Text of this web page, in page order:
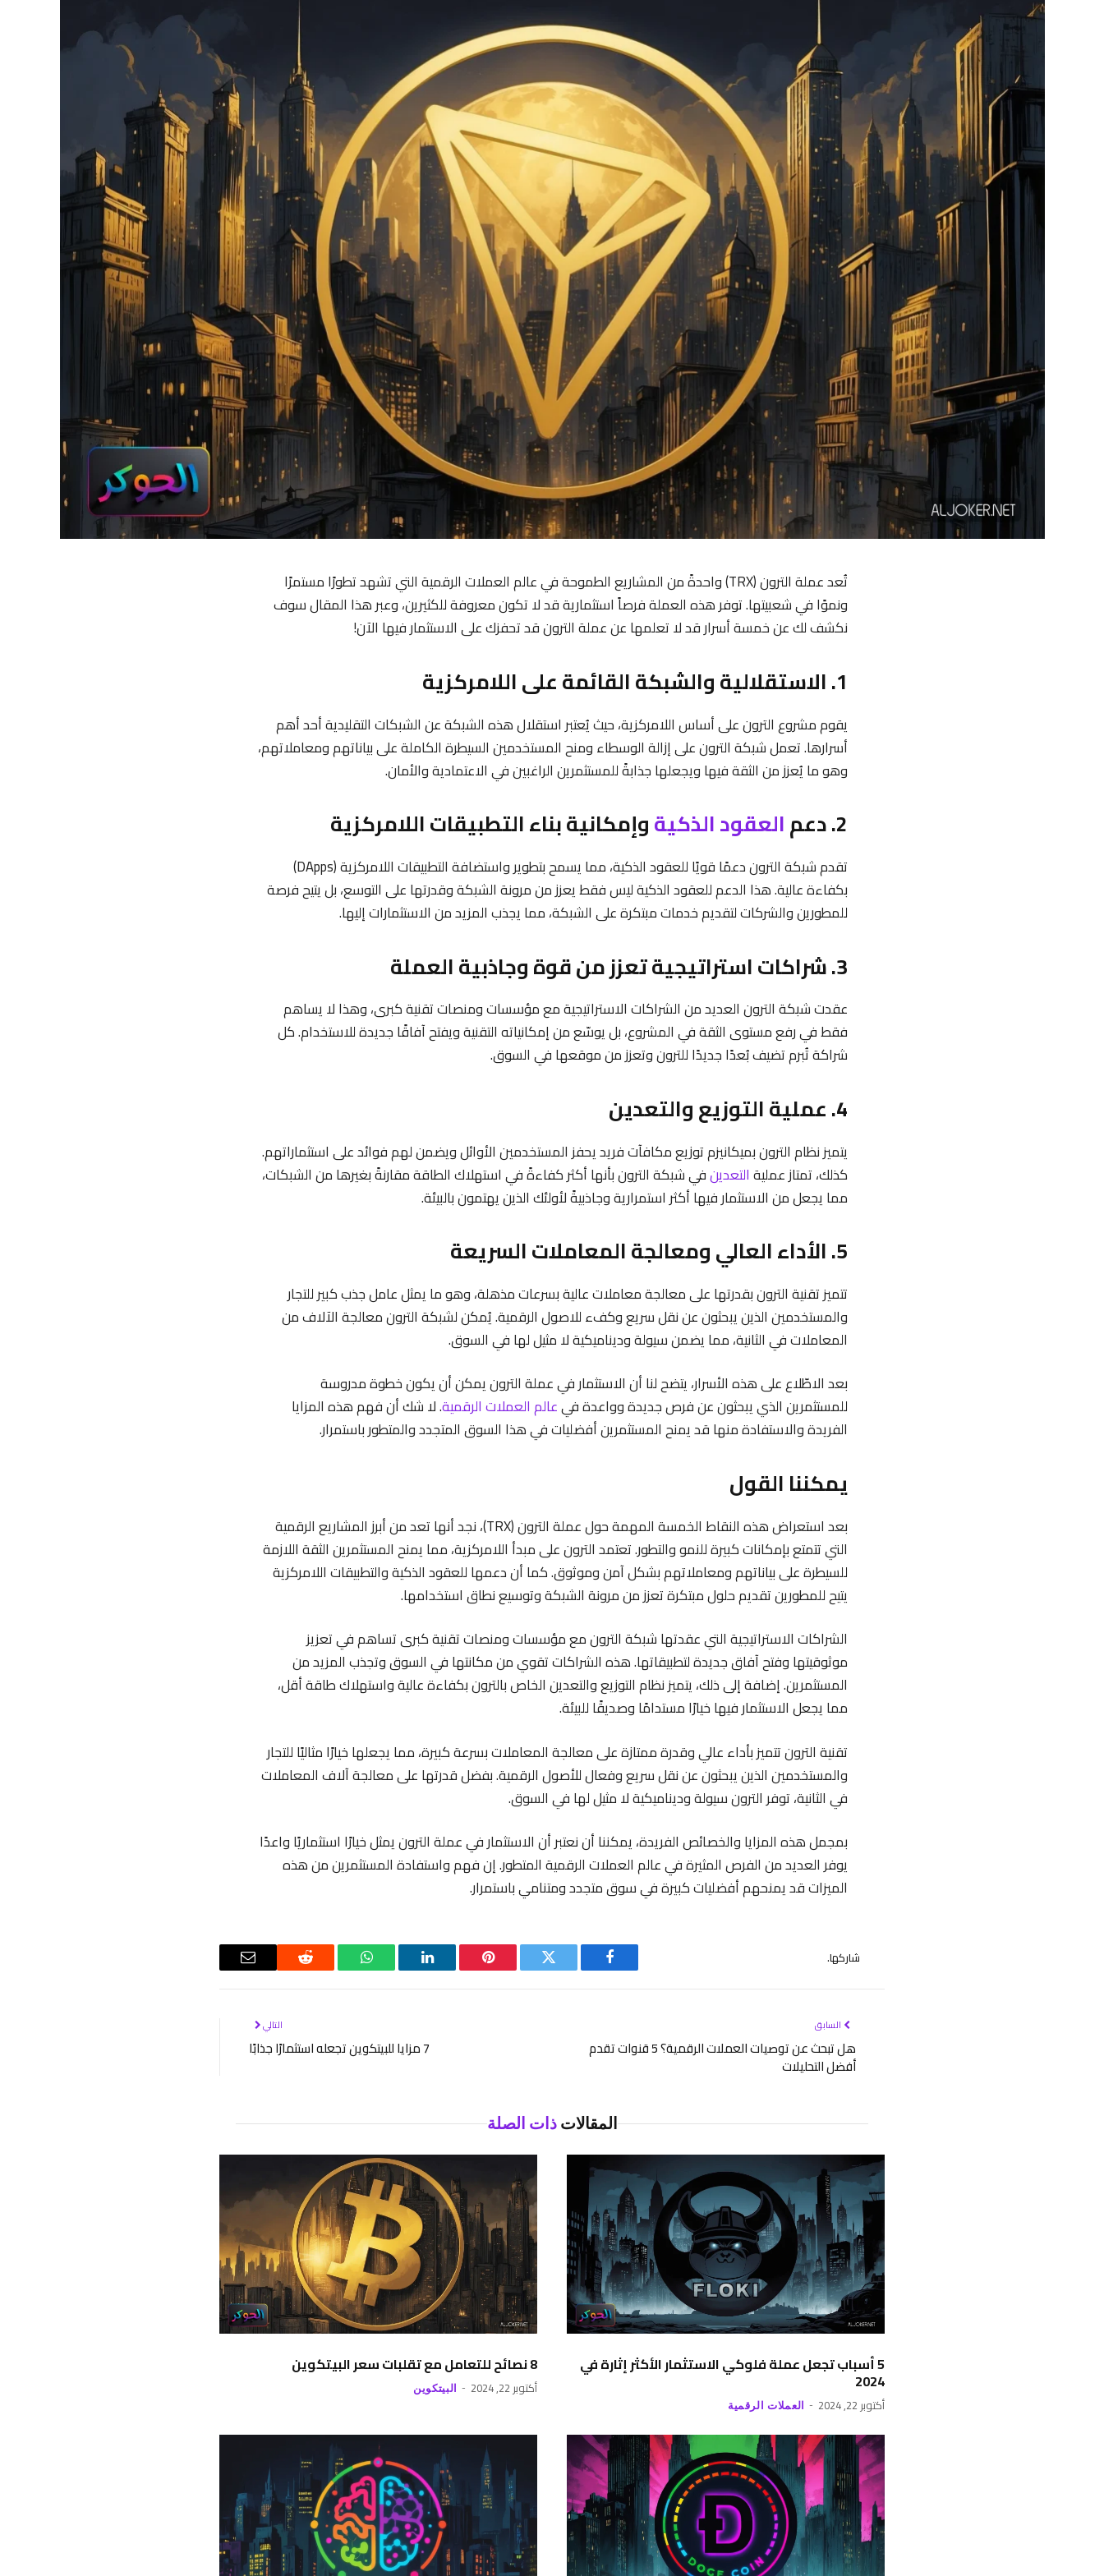
تُعد عملة الترون (TRX) واحدةً من المشاريع الطموحة في عالم العملات الرقمية التي تشهد تطورًا مستمرًا
ونموًا في شعبيتها. توفر هذه العملة فرصاً استثمارية قد لا تكون معروفة للكثيرين، وعبر هذا المقال سوف
نكشف لك عن خمسة أسرار قد لا تعلمها عن عملة الترون قد تحفزك على الاستثمار فيها الآن!
1. الاستقلالية والشبكة القائمة على اللامركزية
يقوم مشروع الترون على أساس اللامركزية، حيث يُعتبر استقلال ⁧⁧هذه الشبكة⁩ عن الشبكات التقليدية أحد أهم
أسرارها. تعمل شبكة الترون على إزالة الوسطاء ومنح المستخدمين السيطرة الكاملة على بياناتهم ومعاملاتهم،
وهو ما يُعزز من الثقة فيها ويجعلها جذابةً للمستثمرين الراغبين في الاعتمادية والأمان.
2. دعم العقود الذكيةوإمكانية بناء التطبيقات اللامركزية
تقدم شبكة الترون دعمًا قويًا للعقود الذكية، مما يسمح بتطوير واستضافة التطبيقات اللامركزية (DApps)
بكفاءة عالية. هذا الدعم للعقود الذكية ليس فقط يعزز من مرونة الشبكة وقدرتها على التوسع، بل يتيح فرصة
للمطورين والشركات لتقديم خدمات مبتكرة على الشبكة، مما يجذب المزيد من الاستثمارات إليها.
3. شراكات استراتيجية تعزز من قوة وجاذبية العملة
عقدت شبكة الترون العديد من الشراكات الاستراتيجية مع مؤسسات ومنصات تقنية كبرى، وهذا لا يساهم
فقط في رفع مستوى الثقة في المشروع، بل يوسّع من إمكانياته التقنية ويفتح آفاقًا جديدة للاستخدام. كل
شراكة تُبرم تضيف بُعدًا جديدًا للترون وتعزز من موقعها في السوق.
4. عملية التوزيع والتعدين
يتميز نظام الترون بميكانيزم توزيع مكافآت فريد يحفز المستخدمين الأوائل ويضمن لهم فوائد على استثماراتهم.
كذلك، تمتاز عمليةالتعدينفي شبكة الترون بأنها أكثر كفاءةً في استهلاك الطاقة مقارنةً بغيرها من الشبكات،
مما يجعل من الاستثمار فيها أكثر استمرارية وجاذبيةً لأولئك الذين يهتمون بالبيئة.
5. الأداء العالي ومعالجة المعاملات السريعة
تتميز تقنية الترون بقدرتها على معالجة معاملات عالية بسرعات مذهلة، وهو ما يمثل عامل جذب كبير للتجار
والمستخدمين الذين يبحثون عن نقل سريع وكفء للاصول الرقمية. يُمكن لشبكة الترون معالجة الآلاف من
المعاملات في الثانية، مما يضمن سيولة وديناميكية لا مثيل لها في السوق.
بعد الاطّلاع على هذه الأسرار، يتضح لنا أن الاستثمار في عملة الترون يمكن أن يكون خطوة مدروسة
للمستثمرين الذي يبحثون عن فرص جديدة وواعدة فيعالم العملات الرقمية. لا شك أن فهم هذه المزايا
الفريدة والاستفادة منها قد يمنح المستثمرين أفضليات في هذا السوق المتجدد والمتطور باستمرار.
يمكننا القول
بعد استعراض هذه النقاط الخمسة المهمة حول عملة الترون (TRX)، نجد أنها تعد من أبرز المشاريع الرقمية
التي تتمتع بإمكانات كبيرة للنمو والتطور. تعتمد الترون على مبدأ اللامركزية، مما يمنح المستثمرين الثقة اللازمة
للسيطرة على بياناتهم ومعاملاتهم بشكل آمن وموثوق. كما أن دعمها للعقود الذكية والتطبيقات اللامركزية
يتيح للمطورين تقديم حلول مبتكرة تعزز من مرونة الشبكة وتوسيع نطاق استخدامها.
الشراكات الاستراتيجية التي عقدتها شبكة الترون مع مؤسسات ومنصات تقنية كبرى تساهم في تعزيز
موثوقيتها وفتح آفاق جديدة لتطبيقاتها. هذه الشراكات تقوي من مكانتها في السوق وتجذب المزيد من
المستثمرين. إضافة إلى ذلك، يتميز نظام التوزيع والتعدين الخاص بالترون بكفاءة عالية واستهلاك طاقة أقل،
مما يجعل الاستثمار فيها خيارًا مستدامًا وصديقًا للبيئة.
تقنية الترون تتميز بأداء عالي وقدرة ممتازة على معالجة المعاملات بسرعة كبيرة، مما يجعلها خيارًا مثاليًا للتجار
والمستخدمين الذين يبحثون عن نقل سريع وفعال للأصول الرقمية. بفضل قدرتها على معالجة آلاف المعاملات
في الثانية، توفر الترون سيولة وديناميكية لا مثيل لها في السوق.
بمجمل هذه المزايا والخصائص الفريدة، يمكننا أن نعتبر أن الاستثمار في عملة الترون يمثل خيارًا استثماريًا واعدًا
يوفر العديد من الفرص المثيرة في عالم العملات الرقمية المتطور. إن فهم واستفادة المستثمرين من هذه
الميزات قد يمنحهم أفضليات كبيرة في سوق متجدد ومتنامي باستمرار.
شاركها.
فيسبوك تويتر بينتيريستلينكدإن واتساب رديت
البريد
السابق
هل تبحث عن توصيات العملات الرقمية؟ 5 قنوات تقدم
أفضل التحليلات
التالي
7 مزايا للبيتكوين تجعله استثمارًا جذابًا
المقالاتذات الصلة
5 أسباب تجعل عملة فلوكي الاستثمار الأكثر إثارة في
2024
أكتوبر 22, 2024 العملات الرقمية
8 نصائح للتعامل مع تقلبات سعر البيتكوين
أكتوبر 22, 2024 البيتكوين